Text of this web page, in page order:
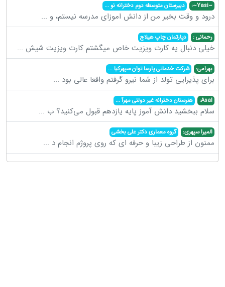
~Yasi~: دبیرستان متوسطه دوم دخترانه نو...
درود و وقت بخیر من از دانش اموزای مدرسه نیستم، و ...
رحمانی : دپارتمان چاپ هیلاج
خیلی دنبال یه کارت ویزیت خاص میگشتم کارت ویزیت شیش ...
بهرامی: شرکت خدماتی پارسا توان سپهرکیا ...
برای پذیرایی تولد از شما نیرو گرفتم واقعا عالی بود ...
Asal: هنرستان دخترانه غیر دولتی مهرآ...
سلام ببخشید دانش آموز پایه یازدهم قبول می‌کنید؟ ب ...
المیرا سپهری: گروه معماری دکتر علی بخشی
ممنون از طراحی زیبا و حرفه ای که روی پروژم انجام د ...